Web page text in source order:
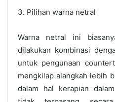
3. Pilihan warna netral
Warna netral ini
dilakukan kombinasi
untuk pengunaan
mengkilap alangkah lebih
dalam hal kerapian